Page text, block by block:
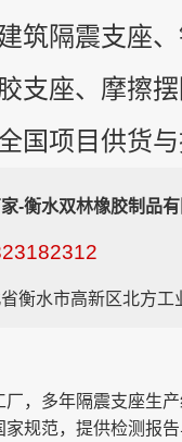
筑隔震支座
支座、摩擦
国项目供货与
-衡水双林橡胶制品有
衡水市高新区北方工
厂，多年隔震支座生
家规范，提供检测报